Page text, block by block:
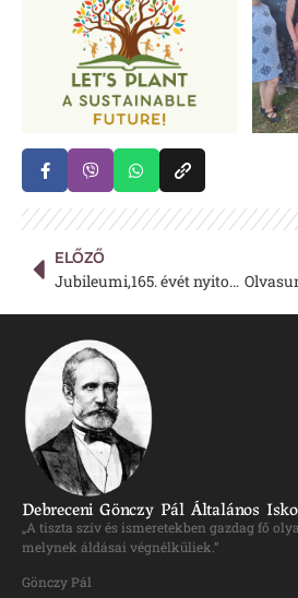
ELŐZŐ
Jubileumi,165. évét nyitotta a Gönczy
Debreceni Gönczy Pál Általános
„A tiszta szív és ismeretekben gazdag fő
melynek áldásai végnélküliek.”
Gönczy Pál